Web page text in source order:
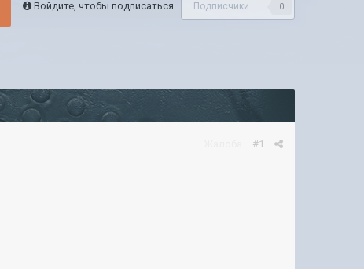
Войдите, чтобы подписаться Подписчики 0
#1